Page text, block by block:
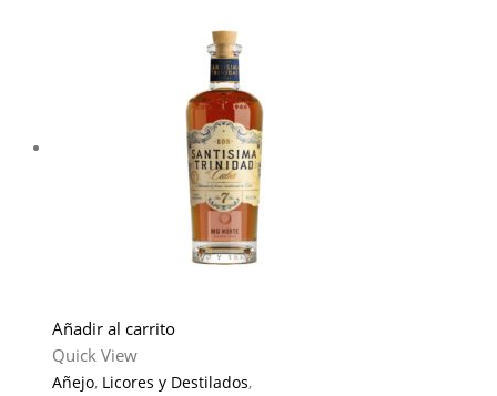
Añadir al carrito
Quick View
Añejo, Licores y Destilados,